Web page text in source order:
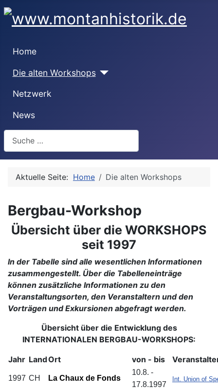
Home
Die alten Workshops
Netzwerk
News
Suchen
Aktuelle Seite: Home Die alten Workshops
Bergbau-Workshop
Übersicht über die WORKSHOPS
seit 1997
In der Tabelle sind alle wesentlichen Informationen
zusammengestellt. Über die Tabelleneinträge
können zusätzliche Informationen zu den
Veranstaltungsorten, den Veranstaltern und den
Vorträgen und Exkursionen abgefragt werden.
Übersicht über die Entwicklung des
INTERNATIONALEN BERGBAU-WORKSHOPS:
Jahr LandOrt von - bis
1997 CH La Chaux de Fonds
10.8. -
17.8.1997
Int. Union of